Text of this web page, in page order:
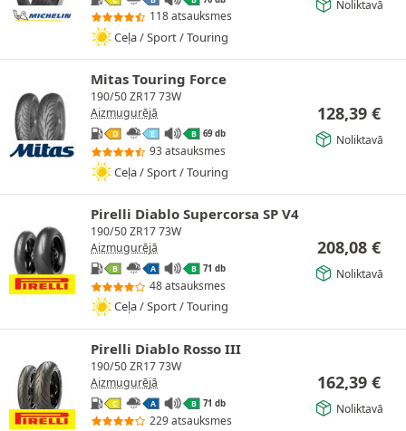
118 atsauksmes
Ceļa / Sport / Touring
Noliktavā
Mitas Touring Force
190/50 ZR17 73W
Aizmugurējā
D E B 69 db
93 atsauksmes
Ceļa / Sport / Touring
128,39 €
Noliktavā
Pirelli Diablo Supercorsa SP V4
190/50 ZR17 73W
Aizmugurējā
B A B 71 db
48 atsauksmes
Ceļa / Sport / Touring
208,08 €
Noliktavā
Pirelli Diablo Rosso III
190/50 ZR17 73W
Aizmugurējā
C A B 71 db
229 atsauksmes
162,39 €
Noliktavā